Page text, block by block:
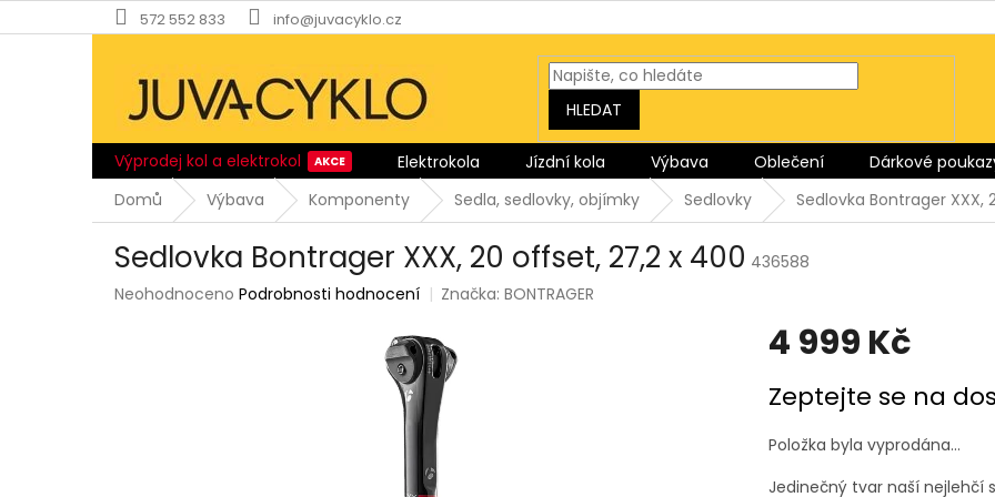
na
572 552 833 info@juvacyklo.cz
HLEDAT
Výprodej kol a elektrokol Elektrokola Jízdní kola Výbava Oblečení Dárkové
Domů
Výbava Komponenty Sedla, sedlovky, objímky Sedlovky Sedlovka Bontrager XXX,
Sedlovka Bontrager XXX, 20 offset, 27,2 x 400 436588
Průměrné
Neohodnoceno Podrobnosti hodnocení Značka:BONTRAGER
4 999 Kč
cena:
Zeptejte se na
Položka byla vyprodána…
Jedinečný tvar naší nejlehčí